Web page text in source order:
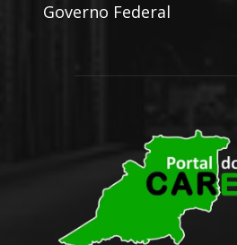
Governo Federal